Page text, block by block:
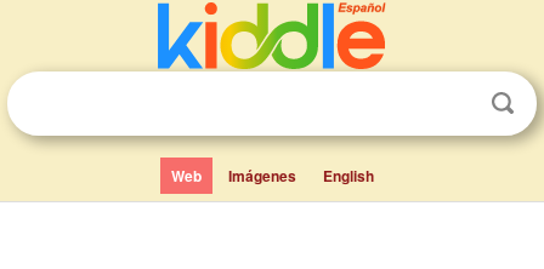
Web Imágenes English